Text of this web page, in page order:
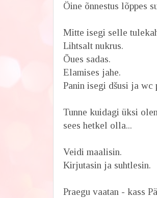
Öine õnnestus lõppes
Mitte isegi selle
Lihtsalt nukrus.
Õues sadas.
Elamises jahe.
Panin isegi dšusi ja wc
Tunne kuidagi üksi
sees hetkel olla...
Veidi maalisin.
Kirjutasin ja suhtlesin.
Praegu vaatan - kass